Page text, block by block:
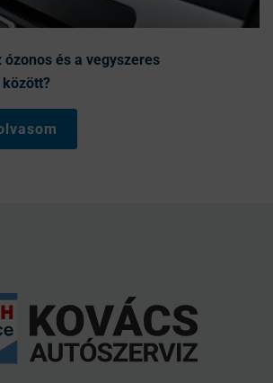
és a vegyszeres